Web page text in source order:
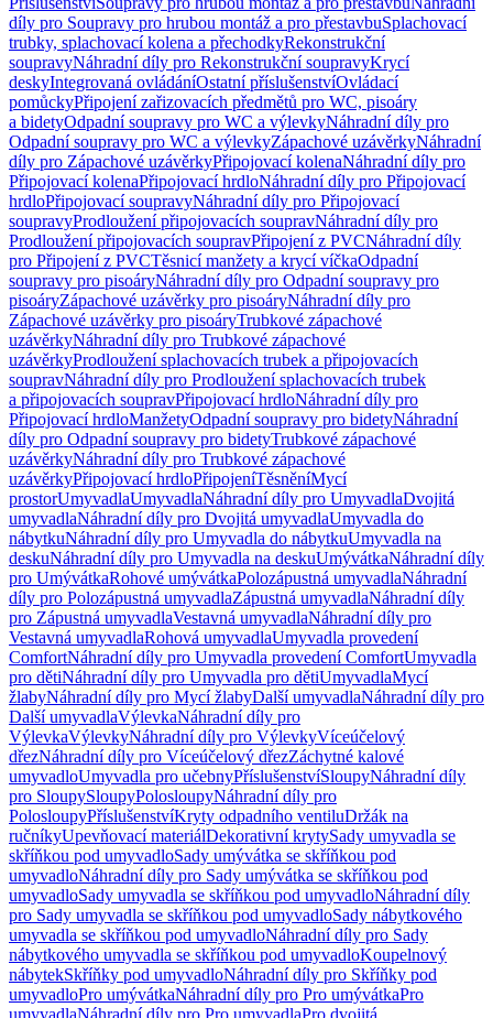
díly pro Soupravy pro hrubou montáž a pro přestavbuSplachovací
trubky, splachovací kolena a přechodkyRekonstrukční
soupravyNáhradní díly pro Rekonstrukční soupravyKrycí
deskyIntegrovaná ovládáníOstatní příslušenstvíOvládací
pomůckyPřipojení zařizovacích předmětů pro WC, pisoáry
a bidetyOdpadní soupravy pro WC a výlevkyNáhradní díly pro
Odpadní soupravy pro WC a výlevkyZápachové uzávěrkyNáhradní
díly pro Zápachové uzávěrkyPřipojovací kolenaNáhradní díly pro
Připojovací kolenaPřipojovací hrdloNáhradní díly pro Připojovací
hrdloPřipojovací soupravyNáhradní díly pro Připojovací
soupravyProdloužení připojovacích soupravNáhradní díly pro
Prodloužení připojovacích soupravPřipojení z PVCNáhradní díly
pro Připojení z PVCTěsnicí manžety a krycí víčkaOdpadní
soupravy pro pisoáryNáhradní díly pro Odpadní soupravy pro
pisoáryZápachové uzávěrky pro pisoáryNáhradní díly pro
Zápachové uzávěrky pro pisoáryTrubkové zápachové
uzávěrkyNáhradní díly pro Trubkové zápachové
uzávěrkyProdloužení splachovacích trubek a připojovacích
soupravNáhradní díly pro Prodloužení splachovacích trubek
a připojovacích soupravPřipojovací hrdloNáhradní díly pro
Připojovací hrdloManžetyOdpadní soupravy pro bidetyNáhradní
díly pro Odpadní soupravy pro bidetyTrubkové zápachové
uzávěrkyNáhradní díly pro Trubkové zápachové
uzávěrkyPřipojovací hrdloPřipojeníTěsněníMycí
prostorUmyvadlaUmyvadlaNáhradní díly pro UmyvadlaDvojitá
umyvadlaNáhradní díly pro Dvojitá umyvadlaUmyvadla do
nábytkuNáhradní díly pro Umyvadla do nábytkuUmyvadla na
deskuNáhradní díly pro Umyvadla na deskuUmývátkaNáhradní díly
pro UmývátkaRohové umývátkaPolozápustná umyvadlaNáhradní
díly pro Polozápustná umyvadlaZápustná umyvadlaNáhradní díly
pro Zápustná umyvadlaVestavná umyvadlaNáhradní díly pro
Vestavná umyvadlaRohová umyvadlaUmyvadla provedení
ComfortNáhradní díly pro Umyvadla provedení ComfortUmyvadla
pro dětiNáhradní díly pro Umyvadla pro dětiUmyvadlaMycí
žlabyNáhradní díly pro Mycí žlabyDalší umyvadlaNáhradní díly pro
Další umyvadlaVýlevkaNáhradní díly pro
VýlevkaVýlevkyNáhradní díly pro VýlevkyVíceúčelový
dřezNáhradní díly pro Víceúčelový dřezZáchytné kalové
umyvadloUmyvadla pro učebnyPříslušenstvíSloupyNáhradní díly
pro SloupySloupyPolosloupyNáhradní díly pro
PolosloupyPříslušenstvíKryty odpadního ventiluDržák na
ručníkyUpevňovací materiálDekorativní krytySady umyvadla se
skříňkou pod umyvadloSady umývátka se skříňkou pod
umyvadloNáhradní díly pro Sady umývátka se skříňkou pod
umyvadloSady umyvadla se skříňkou pod umyvadloNáhradní díly
pro Sady umyvadla se skříňkou pod umyvadloSady nábytkového
umyvadla se skříňkou pod umyvadloNáhradní díly pro Sady
nábytkového umyvadla se skříňkou pod umyvadloKoupelnový
nábytekSkříňky pod umyvadloNáhradní díly pro Skříňky pod
umyvadloPro umývátkaNáhradní díly pro Pro umývátkaPro
umyvadlaNáhradní díly pro Pro umyvadlaPro dvojitá